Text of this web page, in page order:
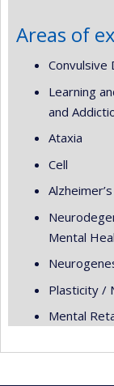
Areas of
Convulsive
Learning
and
Ataxia
Cell
Mental
Plasticity /
Mental